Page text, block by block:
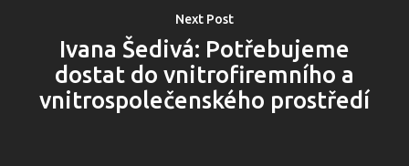
Next Post
Ivana Šedivá: Potřebujeme
dostat do vnitrofiremního a
vnitrospolečenského prostředí